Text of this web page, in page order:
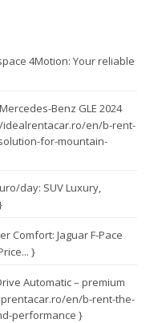
4Motion: Your reliable
Benz GLE 2024
idealrentacar.ro/en/b-rent-
for-mountain-
day: SUV Luxury,
Comfort: Jaguar F-Pace
}
Automatic – premium
en/b-rent-the-
performance }